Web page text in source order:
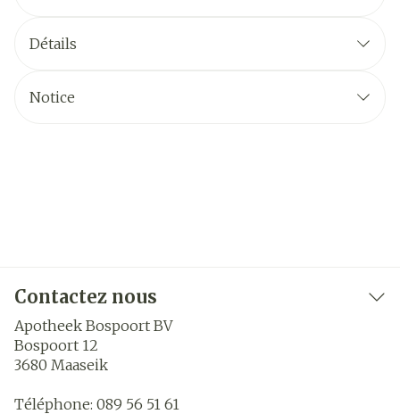
Détails
Notice
Contactez nous
Apotheek Bospoort BV
Bospoort 12
3680 Maaseik
Téléphone: 089 56 51 61